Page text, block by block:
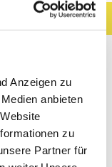
Anzeigen zu
anbieten
zu
Partner für
Karte anzeigen